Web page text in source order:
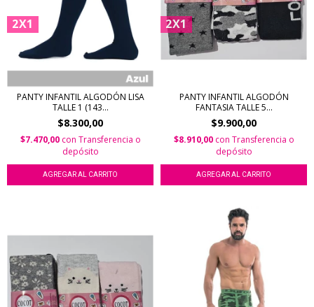
2X1
PANTY INFANTIL ALGODÓN LISA
TALLE 1 (143...
$8.300,00
$7.470,00 con Transferencia o
depósito
AGREGAR AL CARRITO
2X1
PANTY INFANTIL ALGODÓN
FANTASIA TALLE 5...
$9.900,00
$8.910,00 con Transferencia o
depósito
AGREGAR AL CARRITO